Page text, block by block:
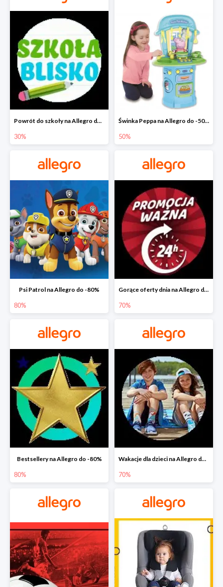
Powrót do szkoły na Allegro do -30%
30%
Świnka Peppa na Allegro do -50%
50%
Psi Patrol na Allegro do -80%
80%
Gorące oferty dnia na Allegro do -50%
70%
Bestsellery na Allegro do -80%
80%
Wakacje dla dzieci na Allegro do -70%
70%